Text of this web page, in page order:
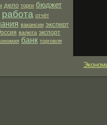
дело торги бюджет
работа отчёт
вакансии эксперт
валюта экспорт
банк торговля